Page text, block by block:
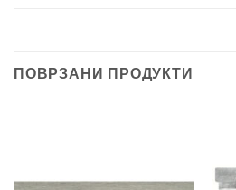
ПОВРЗАНИ ПРОДУКТИ